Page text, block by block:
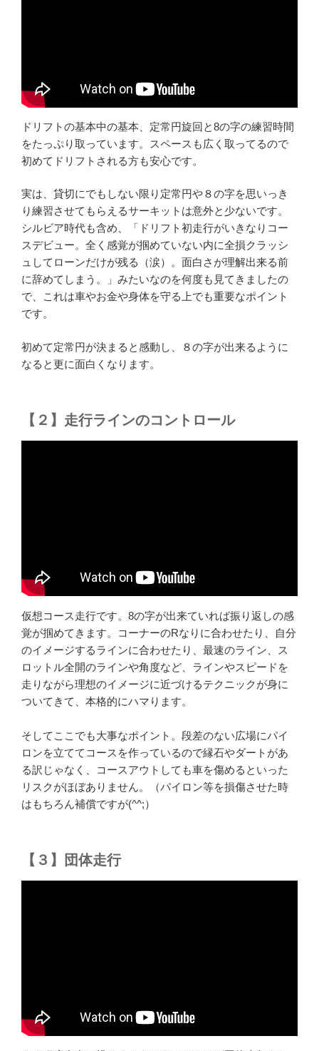
ドリフトの基本中の基本、定常円旋回と8の字の練習時間
をたっぷり取っています。スペースも広く取ってるので
初めてドリフトされる方も安心です。
実は、貸切にでもしない限り定常円や８の字を思いっき
り練習させてもらえるサーキットは意外と少ないです。
シルビア時代も含め、「ドリフト初走行がいきなりコー
スデビュー。全く感覚が掴めていない内に全損クラッシ
ュしてローンだけが残る（涙）。面白さが理解出来る前
に辞めてしまう。」みたいなのを何度も見てきましたの
で、これは車やお金や身体を守る上でも重要なポイント
です。
初めて定常円が決まると感動し、８の字が出来るように
なると更に面白くなります。
【２】走行ラインのコントロール
仮想コース走行です。8の字が出来ていれば振り返しの感
覚が掴めてきます。コーナーのRなりに合わせたり、自分
のイメージするラインに合わせたり、最速のライン、ス
ロットル全開のラインや角度など、ラインやスピードを
走りながら理想のイメージに近づけるテクニックが身に
ついてきて、本格的にハマります。
そしてここでも大事なポイント。段差のない広場にパイ
ロンを立ててコースを作っているので縁石やダートがあ
る訳じゃなく、コースアウトしても車を傷めるといった
リスクがほぼありません。（パイロン等を損傷させた時
はもちろん補償ですが(^^;）
【３】団体走行